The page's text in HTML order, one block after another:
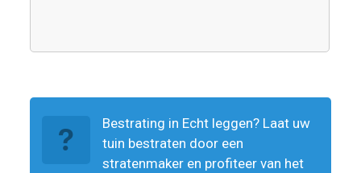
Bestrating in Echt leggen? Laat uw
tuin bestraten door een
stratenmaker en profiteer van het